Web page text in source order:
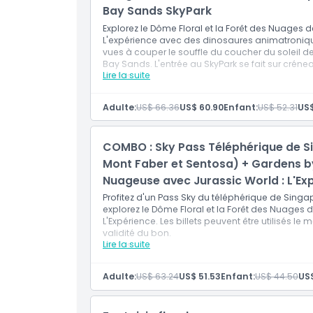
Bay Sands SkyPark
Explorez le Dôme Floral et la Forêt des Nuages
L'expérience avec des dinosaures
vues à couper le souffle du coucher du soleil
Bay Sands. L'entrée au SkyPark se fait sur
Lire la suite
Inclus
Entrée à la Forêt des Nuages
Jurassic World : L'expérience
Zones immersives avec des dinosaures
Entrée à la plateforme d'observation
L'entrée n'est valable que pour la date et
Les billets pour les Jardins de la Baie
Adulte:US$ 66.36US$ 60.90Enfant:US$ 52.31
COMBO : Sky Pass Téléphérique
Mont Faber et Sentosa) + Gardens
Nuageuse avec Jurassic World :
Profitez d'un Pass Sky du téléphérique de
explorez le Dôme Floral et la Forêt des
L'Expérience. Les billets peuvent être utilisés
validité du bon.
Lire la suite
Inclus
Aller-retour sur la ligne du Mont Faber et la
Valable pour une utilisation le même jour
de validité du bon)
Adulte:US$ 63.24US$ 51.53Enfant:US$ 44.50